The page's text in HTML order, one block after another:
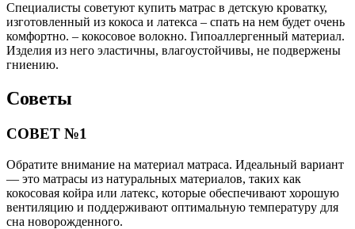
Специалисты советуют купить матрас в детскую кроватку,
изготовленный из кокоса и латекса – спать на нем будет очень
комфортно. – кокосовое волокно. Гипоаллергенный материал.
Изделия из него эластичны, влагоустойчивы, не подвержены
гниению.
Советы
СОВЕТ №1
Обратите внимание на материал матраса. Идеальный вариант
— это матрасы из натуральных материалов, таких как
кокосовая койра или латекс, которые обеспечивают хорошую
вентиляцию и поддерживают оптимальную температуру для
сна новорожденного.